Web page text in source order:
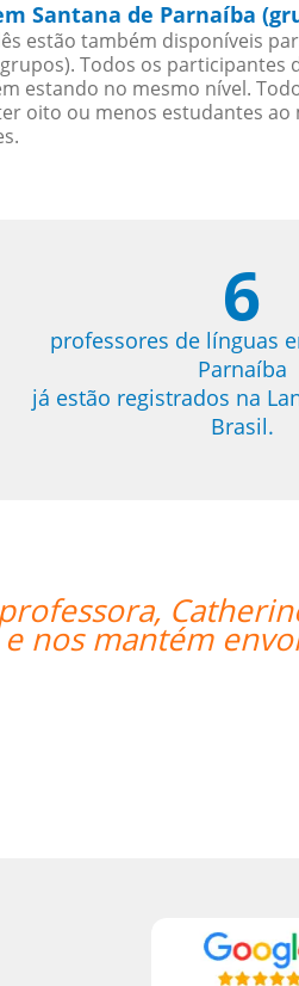
Santana de Parnaíba
estão também disponíveis
Todos os
estando no mesmo nível.
oito ou menos estudantes
6
professores de línguas
Parnaíba
já estão registrados na
Brasil.
o nosso louco
o nosso